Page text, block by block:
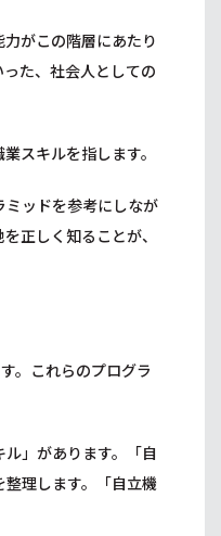
がこの階層にあたり
た、社会人としての
スキルを指します。
ッドを参考にしなが
正しく知ることが、
。これらのプログラ
」があります。「自
理します。「自立機